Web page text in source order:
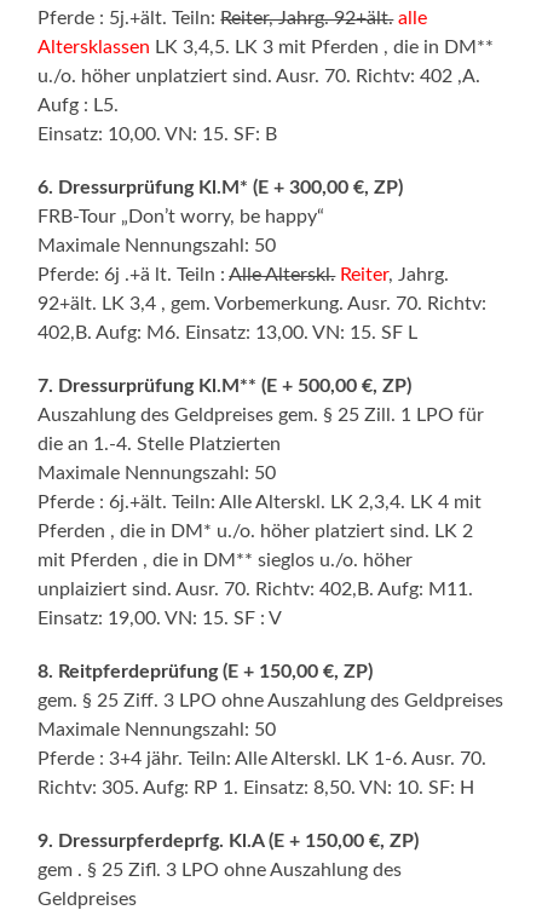
Pferde : 5j.+ält. Teiln:Reiter, Jahrg. 92+ält. alle
Altersklassen LK 3,4,5. LK 3 mit Pferden , die in DM**
u./o. höher unplatziert sind. Ausr. 70. Richtv: 402 ,A.
Aufg : L5.
Einsatz: 10,00. VN: 15. SF: B
6. Dressurprüfung Kl.M* (E + 300,00 €, ZP)
FRB-Tour „Don’t worry, be happy“
Maximale Nennungszahl: 50
Pferde: 6j .+ä lt. Teiln :Alle Alterskl. Reiter, Jahrg.
92+ält. LK 3,4 , gem. Vorbemerkung. Ausr. 70. Richtv:
402,B. Aufg: M6. Einsatz: 13,00. VN: 15. SF L
7. Dressurprüfung Kl.M** (E + 500,00 €, ZP)
Auszahlung des Geldpreises gem. § 25 Zill. 1 LPO für
die an 1.-4. Stelle Platzierten
Maximale Nennungszahl: 50
Pferde : 6j.+ält. Teiln: Alle Alterskl. LK 2,3,4. LK 4 mit
Pferden , die in DM* u./o. höher platziert sind. LK 2
mit Pferden , die in DM** sieglos u./o. höher
unplaiziert sind. Ausr. 70. Richtv: 402,B. Aufg: M11.
Einsatz: 19,00. VN: 15. SF : V
8. Reitpferdeprüfung (E + 150,00 €, ZP)
gem. § 25 Ziff. 3 LPO ohne Auszahlung des Geldpreises
Maximale Nennungszahl: 50
Pferde : 3+4 jähr. Teiln: Alle Alterskl. LK 1-6. Ausr. 70.
Richtv: 305. Aufg: RP 1. Einsatz: 8,50. VN: 10. SF: H
9. Dressurpferdeprfg. Kl.A (E + 150,00 €, ZP)
gem . § 25 Zifl. 3 LPO ohne Auszahlung des
Geldpreises